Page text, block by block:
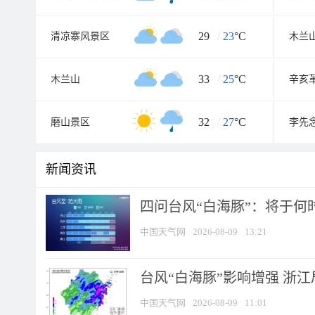
清凉寨风景区 29 / 23°C 木兰
木兰山 33 / 25°C
磨山景区 32 / 27°C 李先
新闻资讯
四问台风“白海豚”：将于
中国天气网 2026-08-09 13:21
台风“白海豚”影响增强 浙
中国天气网 2026-08-09 11:01